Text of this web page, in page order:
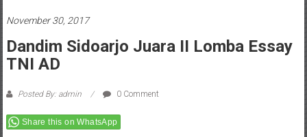
November 30, 2017
Dandim Sidoarjo Juara II Lomba Essay
TNI AD
Posted By: admin 0 Comment
Share this on WhatsApp